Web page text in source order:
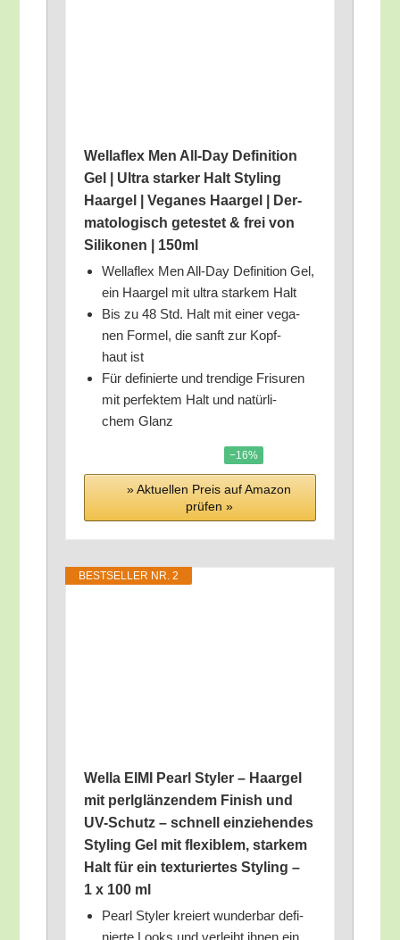
Wel­laflex Men All-Day Defi­ni­ti­on
Gel | Ultra star­ker Halt Sty­ling
Haar­gel | Vega­nes Haar­gel | Der­
ma­to­lo­gisch getes­tet & frei von
Sili­ko­nen | 150ml
Wel­laflex Men All-Day Defi­ni­ti­on Gel,
ein Haar­gel mit ultra star­kem Halt
Bis zu 48 Std. Halt mit einer vega­
nen For­mel, die sanft zur Kopf­
haut ist
Für defi­nier­te und tren­di­ge Fri­su­ren
mit per­fek­tem Halt und natür­li­
chem Glanz
−16%
» Aktu­el­len Preis auf Ama­zon
prü­fen »
BEST­SEL­LER NR. 2
Wel­la EIMI Pearl Sty­ler – Haar­gel
mit perl­glän­zen­dem Finish und
UV-Schutz – schnell ein­zie­hen­des
Sty­ling Gel mit fle­xi­blem, star­kem
Halt für ein tex­tu­rier­tes Sty­ling –
1 x 100 ml
Pearl Sty­ler kre­iert wun­der­bar defi­
nier­te Looks und ver­leiht ihnen ein